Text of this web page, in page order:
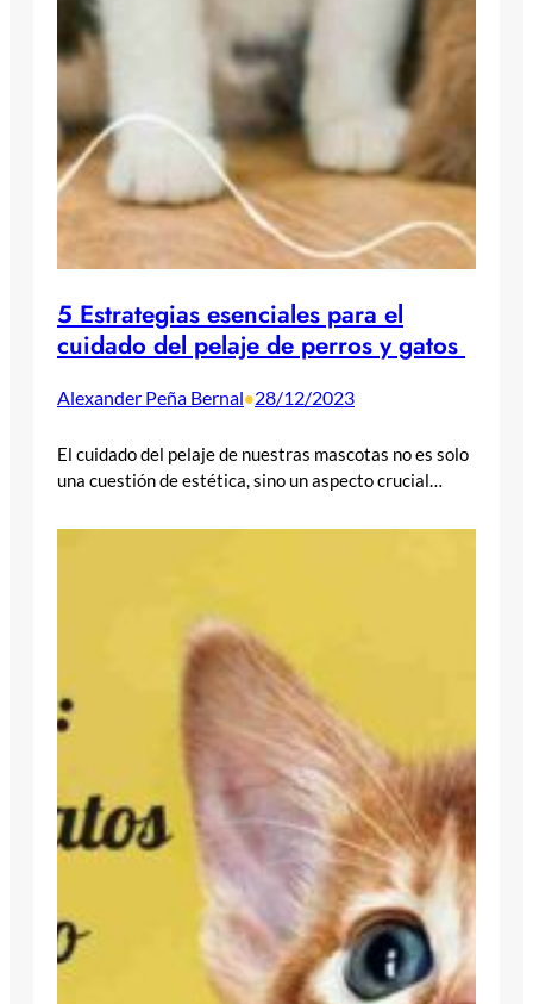
5 Estrategias esenciales para el
cuidado del pelaje de perros y gatos
Alexander Peña Bernal•28/12/2023
El cuidado del pelaje de nuestras mascotas no es solo
una cuestión de estética, sino un aspecto crucial…